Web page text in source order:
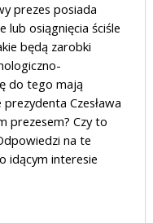
prezes posiada
lub osiągnięcia ściśle
będą zarobki
do tego mają
Czesława
prezesem? Czy to
na te
idącym interesie